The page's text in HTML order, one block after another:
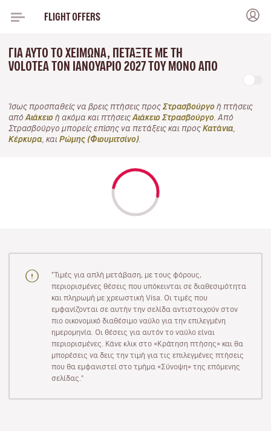
FLIGHT OFFERS
ΓΙΑ ΑΥΤΌ ΤΟ ΧΕΙΜΏΝΑ, ΠΕΤΆΞΤΕ ΜΕ ΤΗ
VOLOTEA ΤΟΝ ΙΑΝΟΥΆΡΙΟ 2027 ΤΟΥ ΜΌΝΟ ΑΠΌ
Ίσως προσπαθείς να βρεις πτήσεις προς Στρασβούργο ή πτήσεις
από Αιάκειο ή ακόμα και πτήσεις Αιάκειο Στρασβούργο . Από
Στρασβούργο μπορείς επίσης να πετάξεις και προς Κατάνια
Κέρκυρα , και Ρώμης (Φιουμιτσίνο)
"Τιμές για απλή μετάβαση, με τους φόρους,
περιορισμένες θέσεις που υπόκεινται σε διαθεσιμότητα
και πληρωμή με χρεωστική Visa. Οι τιμές που
εμφανίζονται σε αυτήν την σελίδα αντιστοιχούν στον
πιο οικονομικό διαθέσιμο ναύλο για την επιλεγμένη
ημερομηνία. Οι θέσεις για αυτόν το ναύλο είναι
περιορισμένες. Κάνε κλικ στο «Κράτηση πτήσης» και θα
μπορέσεις να δεις την τιμή για τις επιλεγμένες πτήσεις
που θα εμφανιστεί στο τμήμα «Σύνοψη» της επόμενης
σελίδας."